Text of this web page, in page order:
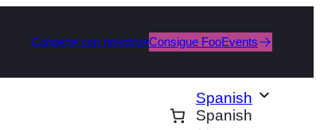
Contacte con nosotrosConsigue FooEvents
Spanish
Spanish